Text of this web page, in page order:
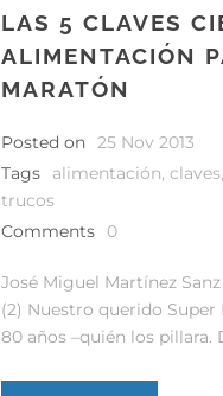
LAS 5 CLAVES
ALIMENTACIÓN
MARATÓN
Posted on 25 Nov 2013
Tags
alimentación, claves,
trucos
Comments
0
José Miguel Martínez
(2) Nuestro querido
80 años –quién los pillara.